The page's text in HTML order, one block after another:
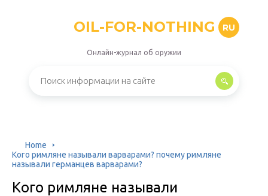
OIL-FOR-NOTHING RU
Онлайн-журнал об оружии
Home
Кого римляне называли варварами? почему римляне
называли германцев варварами?
Кого римляне называли